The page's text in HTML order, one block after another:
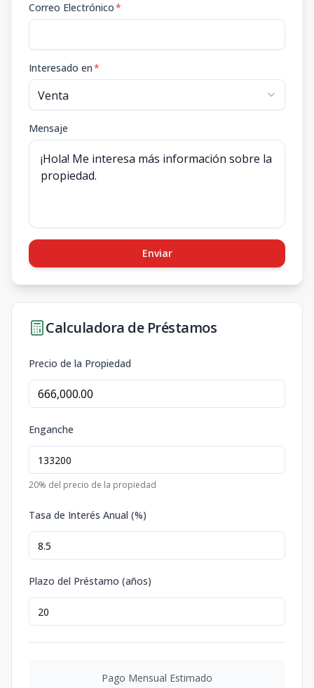
Correo Electrónico*
Interesado en*
Mensaje
Enviar
Calculadora de Préstamos
Precio de la Propiedad
Enganche
20% del precio de la propiedad
Tasa de Interés Anual (%)
Plazo del Préstamo (años)
Pago Mensual Estimado